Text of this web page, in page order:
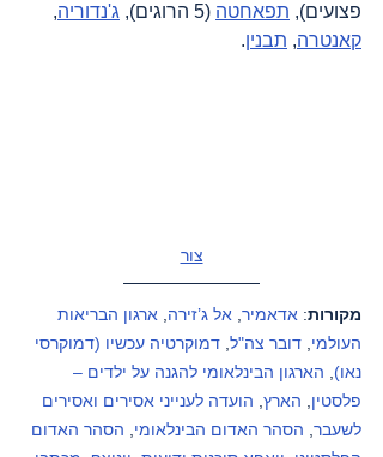
פצועים), תפאחטה (5 הרוגים), ג'נדוריה,
קאנטרה, תבנין.
צור
מקורות: אדאמיר אל ג’זירה
ארגון הבריאות
העולמי דובר צה"ל דמוקרטיה עכשיו (דמוקרסי
נאו)
הארגון הבינלאומי להגנה על ילדים –
פלסטין
הארץ הועדה לענייני אסירים ואסירים
לשעבר הסהר האדום הבינלאומי
הסהר האדום